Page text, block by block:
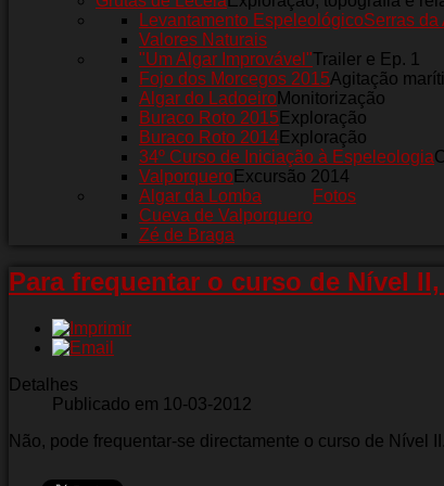
Serras
Levantamento Espeleológico
Valores Naturais
"Um Algar Improvável"Trailer e Ep. 1
Fojo dos Morcegos 2015Agitação
Algar do LadoeiroMonitorização
Buraco Roto 2015 Exploração
Buraco Roto 2014Exploração
34º Curso de Iniciação à Espeleologia
ValporqueroExcursão 2014
Fotos
Algar da Lomba
Cueva de Valporquero
Zé de Braga
Para frequentar o curso de Nível
Detalhes
Publicado em 10-03-2012
Não, pode frequentar-se directamente o curso de Nível II.